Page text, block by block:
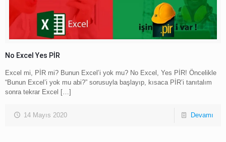
No Excel Yes PİR
Excel mi, PİR mi? Bunun Excel’i yok mu? No Excel, Yes PİR! Öncelikle
“Bunun Excel’i yok mu abi?” sorusuyla başlayıp, kısaca PİR’i tanıtalım
sonra tekrar Excel […]
14 Mayıs 2020 Devamı